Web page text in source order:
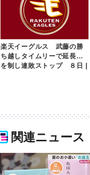
楽天イーグルス 武藤の勝
ち越しタイムリーで延長戦
を制し連敗ストップ ８日 |
関連ニュース